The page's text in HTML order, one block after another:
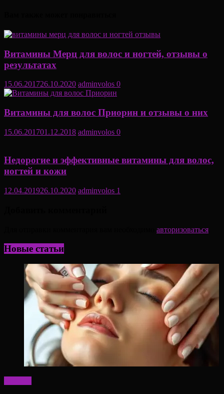
Витамины Мерц для волос и ногтей, отзывы о
результатах
15.06.201726.10.2020 adminvolos 0
Витамины для волос Приорин и отзывы о них
15.06.201701.12.2018 adminvolos 0
Недорогие и эффективные витамины для волос,
ногтей и кожи
12.04.201926.10.2020 adminvolos 1
авторизоваться
Новые статьи